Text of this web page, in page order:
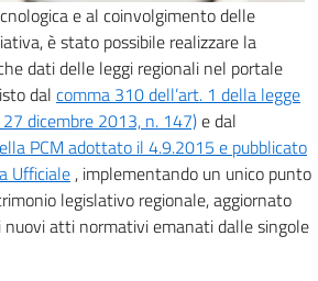
e al coinvolgimento delle
è stato possibile realizzare la
dati delle leggi regionali nel portale
dal comma 310 dell’art. 1 della legge
dicembre 2013, n. 147)e dal
PCM adottato il 4.9.2015 e pubblicato
Ufficiale , implementando un unico punto
legislativo regionale, aggiornato
atti normativi emanati dalle singole